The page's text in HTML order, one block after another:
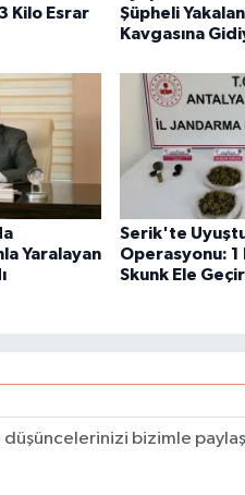
Kilo Esrar
Şüpheli
Kavgasına
Yaralayan
Serik'te
Operasyonu: 1
Skunk Ele